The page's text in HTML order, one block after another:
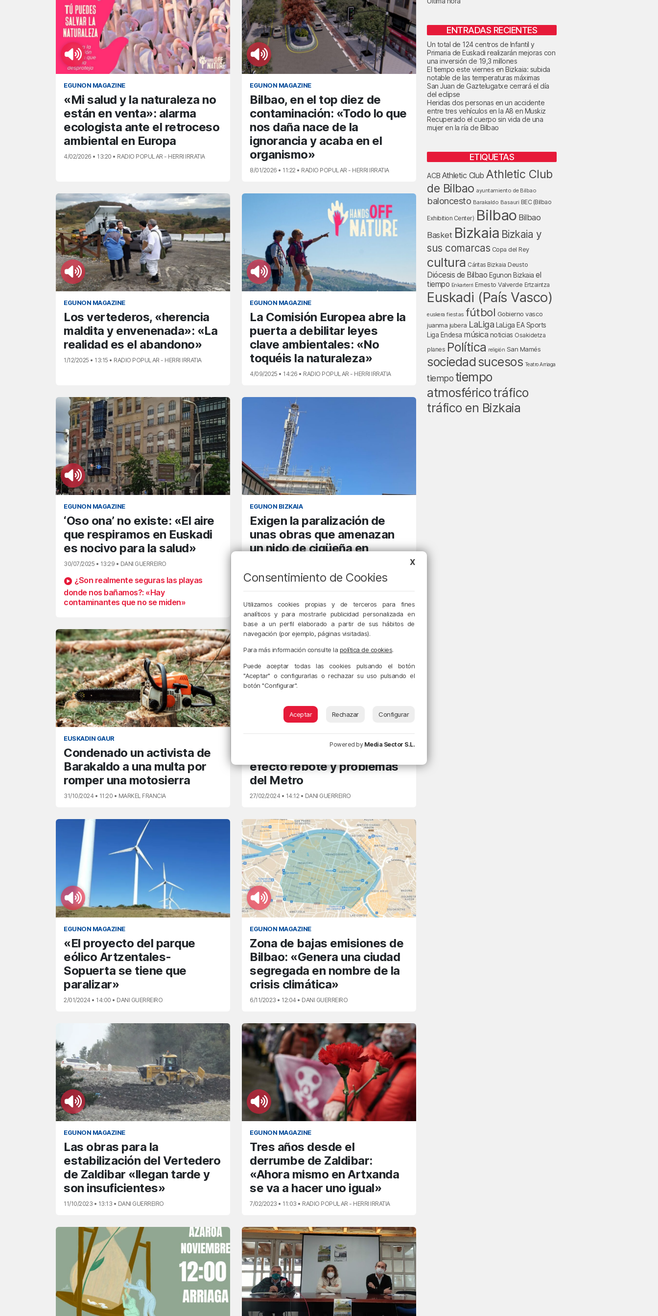
EGUNON MAGAZINE
«Mi salud y la naturaleza no
están en venta»: alarma
ecologista ante el retroceso
ambiental en Europa
4/02/2026 • 13:20 • RADIO POPULAR - HERRI IRRATIA
EGUNON MAGAZINE
Bilbao, en el top diez de
contaminación: «Todo lo que
nos daña nace de la
ignorancia y acaba en el
organismo»
8/01/2026 • 11:22 • RADIO POPULAR - HERRI IRRATIA
EGUNON MAGAZINE
Los vertederos, «herencia
maldita y envenenada»: «La
realidad es el abandono»
1/12/2025 • 13:15 • RADIO POPULAR - HERRI IRRATIA
EGUNON MAGAZINE
La Comisión Europea abre la
puerta a debilitar leyes
clave ambientales: «No
toquéis la naturaleza»
4/09/2025 • 14:26 • RADIO POPULAR - HERRI IRRATIA
EGUNON MAGAZINE
‘Oso ona’ no existe: «El aire
que respiramos en Euskadi
es nocivo para la salud»
30/07/2025 • 13:29 • DANI GUERREIRO
¿Son realmente seguras las playas
donde nos bañamos?: «Hay
contaminantes que no se miden»
EGUNON BIZKAIA
Exigen la paralización de
unas obras que amenazan
un nido de cigüeña en
11/04/2025 • 07:48 • RADIO POPULAR - HERRI IRRATIA
EUSKADIN GAUR
Condenado un activista de
Barakaldo a una multa por
romper una motosierra
31/10/2024 • 11:20 • MARKEL FRANCIA
Desigualdad de renta,
efecto rebote y problemas
del Metro
27/02/2024 • 14:12 • DANI GUERREIRO
EGUNON MAGAZINE
«El proyecto del parque
eólico Artzentales-
Sopuerta se tiene que
paralizar»
2/01/2024 • 14:00 • DANI GUERREIRO
EGUNON MAGAZINE
Zona de bajas emisiones de
Bilbao: «Genera una ciudad
segregada en nombre de la
crisis climática»
6/11/2023 • 12:04 • DANI GUERREIRO
EGUNON MAGAZINE
Las obras para la
estabilización del Vertedero
de Zaldibar «llegan tarde y
son insuficientes»
11/10/2023 • 13:13 • DANI GUERREIRO
EGUNON MAGAZINE
Tres años desde el
derrumbe de Zaldibar:
«Ahora mismo en Artxanda
se va a hacer uno igual»
7/02/2023 • 11:03 • RADIO POPULAR - HERRI IRRATIA
ENTRADAS RECIENTES
Un total de 124 centros de Infantil y
Primaria de Euskadi realizarán mejoras con
una inversión de 19,3 millones
El tiempo este viernes en Bizkaia: subida
notable de las temperaturas máximas
San Juan de Gaztelugatxe cerrará el día
del eclipse
Heridas dos personas en un accidente
entre tres vehículos en la A8 en Muskiz
Recuperado el cuerpo sin vida de una
mujer en la ría de Bilbao
ETIQUETAS
ACB Athletic Club Athletic Club
de Bilbao ayuntamiento de Bilbao
baloncesto Barakaldo Basauri BEC (Bilbao
Exhibition Center) Bilbao Bilbao
Basket Bizkaia Bizkaia y
sus comarcas Copa del Rey
cultura Cáritas Bizkaia Deusto
Diócesis de Bilbao Egunon Bizkaia el
tiempo Enkarterri Ernesto Valverde Ertzaintza
Euskadi (País Vasco)
euskera fiestas fútbol Gobierno vasco
juanma jubera LaLiga LaLiga EA Sports
Liga Endesa música noticias Osakidetza
planes Política religión San Mamés
sociedad sucesos Teatro Arriaga
tiempo tiempo
atmosféricotráfico
tráfico en Bizkaia
X
Consentimiento de Cookies
Utilizamos cookies propias y de terceros para fines
analíticos y para mostrarle publicidad personalizada en
base a un perfil elaborado a partir de sus hábitos de
navegación (por ejemplo, páginas visitadas).
Para más información consulte la política de cookies.
Puede aceptar todas las cookies pulsando el botón
"Aceptar" o configurarlas o rechazar su uso pulsando el
botón "Configurar".
Aceptar Rechazar Configurar
Powered by Media Sector S.L.